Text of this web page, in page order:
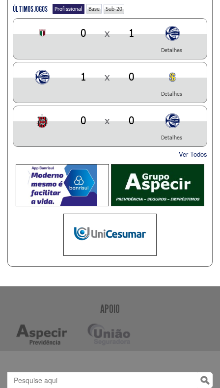
ÚLTIMOS JOGOS Profissional Base Sub-20
0 x 1
Detalhes
1 x 0
Detalhes
0 x 0
Detalhes
Ver Todos
APOIO